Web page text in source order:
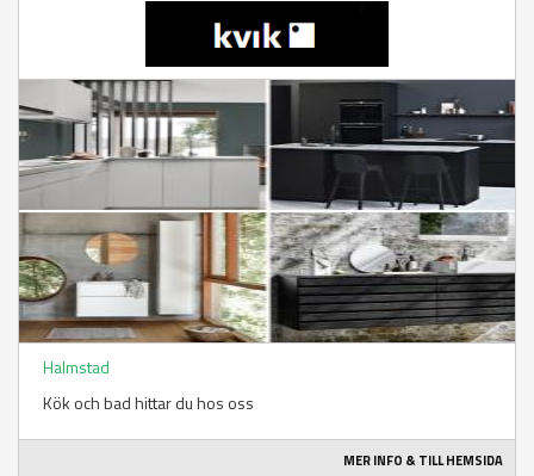
Halmstad
Kök och bad hittar du hos oss
MER INFO & TILL HEMSIDA